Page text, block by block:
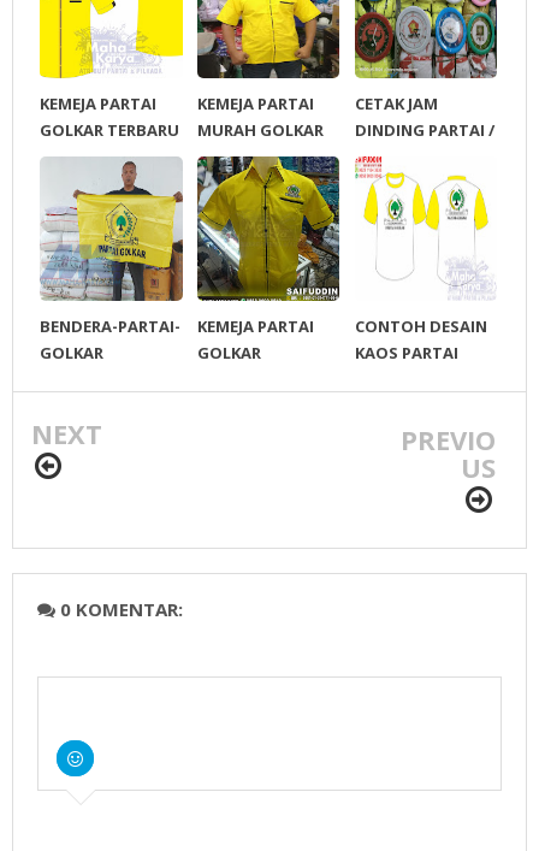
KEMEJA PARTAI
GOLKAR TERBARU
KEMEJA PARTAI
MURAH GOLKAR
CETAK JAM
DINDING PARTAI /
CALEG / ORMAS /
PERUSAHAAN
BENDERA-PARTAI-
GOLKAR
KEMEJA PARTAI
GOLKAR
CONTOH DESAIN
KAOS PARTAI
NEXT PREVIO
US
0 KOMENTAR: